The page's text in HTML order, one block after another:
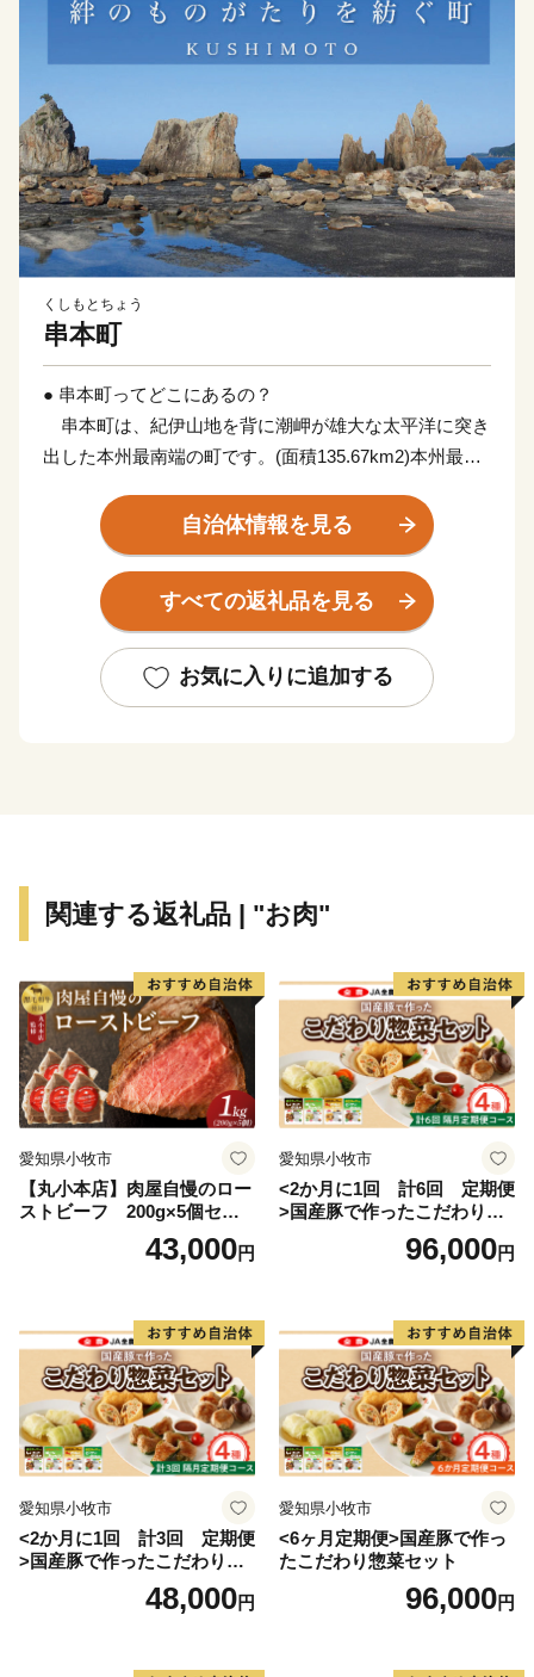
くしもとちょう
串本町
● 串本町ってどこにあるの？
串本町は、紀伊山地を背に潮岬が雄大な太平洋に突き
出した本州最南端の町です。(面積135.67km2)本州最南
は、東京の八丈島とほぼ同緯度に位置します。茫々たる
太平洋に面し、東西に長く延びた海岸線はこの地方の特
色であるリアス式海岸で、奇岩・怪石の雄大な自然美に
恵まれ、吉野熊野国立公園および枯木灘県立自然公園の
黒潮の恵みを受けて、年間平均気温17℃前後と気候は
浮かんでおり、平成11年9月のくしもと大橋開通により
● 世界最北のサンゴの海
串本は北緯33度30分という位置にあり、本来、海藻
の茂る温帯の海に属します。しかし、南から暖かい水を
運んでくる黒潮の働きによって串本の海は常に暖めら
界でもっとも北にあるサンゴの海、それが紀伊半島の先
端にある串本の海なのです。
また、串本の海は暖かい海と冷たい海の接するところ
ての暖かいシーズンは沖縄やフィリピンなどとよく似た
サンゴ中心の景観を見せますが、冬からは海藻が生い茂
り、温帯的景観と熱帯的景観が混じる珍しい景観を見せ
ます。このような環境は世界的に見てもたいへん珍しい
ものです。
本州最南端の町、串本町へ是非一度おこし下さい。
★ABCテレビのニュース情報番組「news おかえり」
されました！
自治体情報を見る
すべての返礼品を見る
お気に入りに追加する
関連する返礼品 | "お肉"
愛知県小牧市
【丸小本店】肉屋自慢のロー
ストビーフ 200g×5個セッ
43,000円
愛知県小牧市
<2か月に1回 計6回 定期便
>国産豚で作ったこだわり惣
96,000円
愛知県小牧市
<2か月に1回 計3回 定期便
>国産豚で作ったこだわり惣
48,000円
愛知県小牧市
<6ヶ月定期便>国産豚で作っ
たこだわり惣菜セット
96,000円